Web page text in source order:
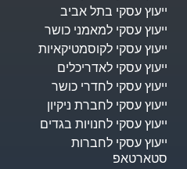
ייעוץ עסקי בתל אביב
ייעוץ עסקי למאמני כושר
ייעוץ עסקי לקוסמטיקאיות
ייעוץ עסקי לאדריכלים
ייעוץ עסקי לחדרי כושר
ייעוץ עסקי לחברת ניקיון
ייעוץ עסקי לחנויות בגדים
ייעוץ עסקי לחברות
סטארטאפ